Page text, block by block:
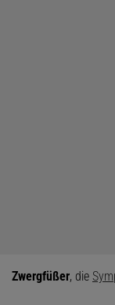
Zwergfüßer, die